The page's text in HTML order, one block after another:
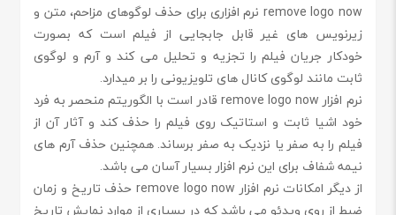
remove logo now نرم افزاری برای حذف لوگوهای مزاحم، متن و
زیرنویس های غیر قابل جابجایی از فیلم است که بصورت
خودکار جریان فیلم را تجزیه و تحلیل می کند و آرم و لوگوی
ثابت مانند لوگوی کانال های تلویزیونی را بر میدارد.
نرم افزار remove logo now قادر است با الگوریتم منحصر به فرد
خود اشیا ثابت و استاتیک روی فیلم را حذف کند و آثار آن از
فیلم را به صفر یا نزدیک به صفر برساند. همچنین حذف آرم های
نیمه شفاف برای این نرم افزار بسیار آسان می باشد.
از دیگر امکانات نرم افزار remove logo now حذف تاریخ و زمان
ضبط از روی ویدئو می باشد که در بسیاری از موارد نمایش تاریخ